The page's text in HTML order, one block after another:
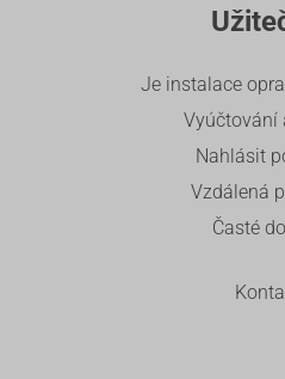
Je instalace
Vyúčtování
Nahlásit
Vzdálená
Časté